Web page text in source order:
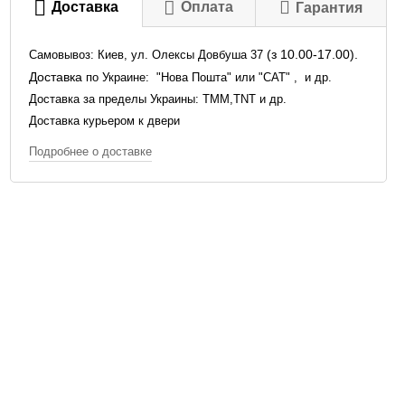
Доставка Оплата Гарантия
Самовывоз: Киев, ул. Олексы Довбуша 37 (з 10.00-17.00).
Доставкапо Украине: "Нова Пошта" или "САТ" , и др.
Доставка за пределы Украины: TMM,TNT и др.
Доставка курьером к двери
Подробнее о доставке